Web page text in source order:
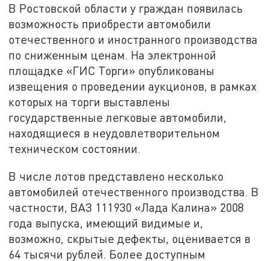
В Ростовской области у граждан появилась
возможность приобрести автомобили
отечественного и иностранного производства
по сниженным ценам. На электронной
площадке «ГИС Торги» опубликованы
извещения о проведении аукционов, в рамках
которых на торги выставлены
государственные легковые автомобили,
находящиеся в неудовлетворительном
техническом состоянии.
В числе лотов представлено несколько
автомобилей отечественного производства. В
частности, ВАЗ 111930 «Лада Калина» 2008
года выпуска, имеющий видимые и,
возможно, скрытые дефекты, оценивается в
64 тысячи рублей. Более доступным